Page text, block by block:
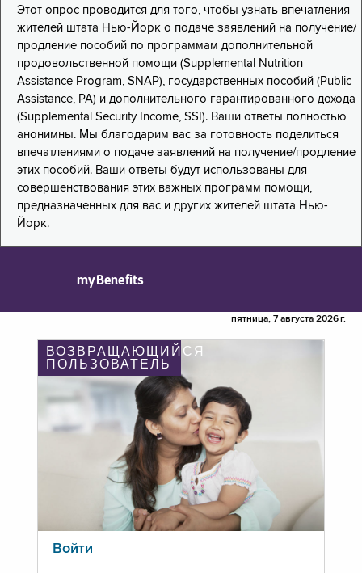
Этот опрос проводится для того, чтобы узнать впечатления
жителей штата Нью-Йорк о подаче заявлений на получение/
продление пособий по программам дополнительной
продовольственной помощи (Supplemental Nutrition
Assistance Program, SNAP), государственных пособий (Public
Assistance, PA) и дополнительного гарантированного дохода
(Supplemental Security Income, SSI). Ваши ответы полностью
анонимны. Мы благодарим вас за готовность поделиться
впечатлениями о подаче заявлений на получение/продление
этих пособий. Ваши ответы будут использованы для
совершенствования этих важных программ помощи,
предназначенных для вас и других жителей штата Нью-
Йорк.
myBenefits
пятница, 7 августа 2026 г.
ВОЗВРАЩАЮЩИЙСЯ
ПОЛЬЗОВАТЕЛЬ
Войти